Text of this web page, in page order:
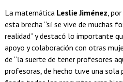
La matemática Leslie Jiménez,
esta brecha “sí se vive de muchas
realidad” y destacó lo importante
apoyo y colaboración con otras
de “la suerte de tener profesores
profesoras, de hecho tuve una sola